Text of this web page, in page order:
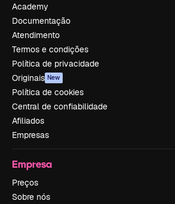
Academy
Documentação
Atendimento
Termos e condições
Política de privacidade
Originais New
Política de cookies
Central de confiabilidade
Afiliados
Empresas
Empresa
Preços
Sobre nós